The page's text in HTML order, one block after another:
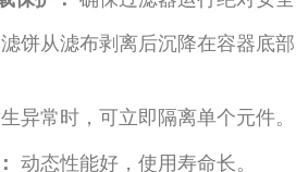
滤饼从滤布剥离后沉降在容器底
异常时，可立即隔离单个元件。
动态性能好，使用寿命长。